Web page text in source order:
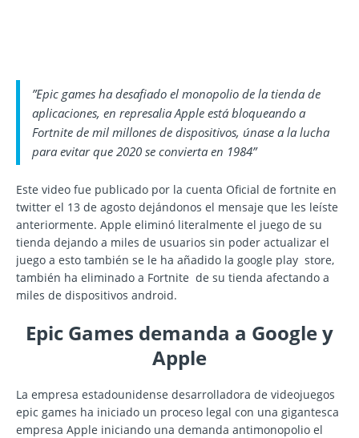
”Epic games ha desafiado el monopolio de la tienda de
aplicaciones, en represalia Apple está bloqueando a
Fortnite de mil millones de dispositivos, únase a la lucha
para evitar que 2020 se convierta en 1984”
Este video fue publicado por la cuenta Oficial de fortnite en
twitter el 13 de agosto dejándonos el mensaje que les leíste
anteriormente. Apple eliminó literalmente el juego de su
tienda dejando a miles de usuarios sin poder actualizar el
juego a esto también se le ha añadido la google play store,
también ha eliminado a Fortnite de su tienda afectando a
miles de dispositivos android.
Epic Games demanda a Google y
Apple
La empresa estadounidense desarrolladora de videojuegos
epic games ha iniciado un proceso legal con una gigantesca
empresa Apple iniciando una demanda antimonopolio el